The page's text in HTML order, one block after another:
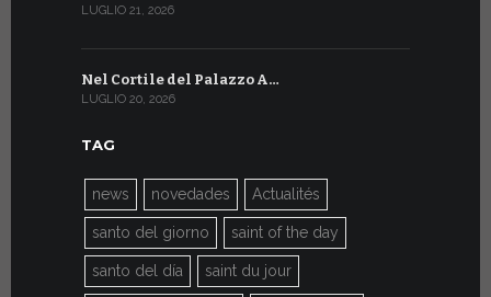
LUGLIO 21, 2026
Nel Cortile del Palazzo A…
LUGLIO 20, 2026
TAG
news novedades Actualités
santo del giorno saint of the day
santo del día saint du jour